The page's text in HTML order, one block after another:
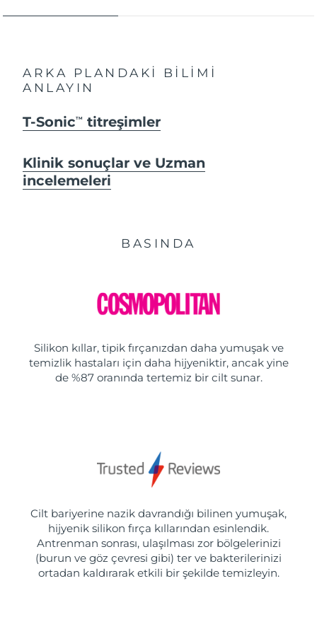
ARKA PLANDAKİ BİLİMİ
ANLAYIN
T-SonicTM titreşimler
Klinik sonuçlar ve Uzman
incelemeleri
BASINDA
Silikon kıllar, tipik fırçanızdan daha yumuşak ve
temizlik hastaları için daha hijyeniktir, ancak yine
de %87 oranında tertemiz bir cilt sunar.
Cilt bariyerine nazik davrandığı bilinen yumuşak,
hijyenik silikon fırça kıllarından esinlendik.
Antrenman sonrası, ulaşılması zor bölgelerinizi
(burun ve göz çevresi gibi) ter ve bakterilerinizi
ortadan kaldırarak etkili bir şekilde temizleyin.